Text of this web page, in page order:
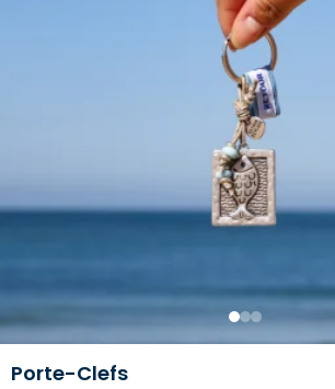
1 23
Porte-Clefs